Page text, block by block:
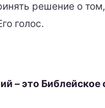
решение о
голос.
– это Библейское